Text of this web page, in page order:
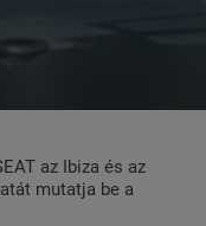
az Ibiza és az
mutatja be a